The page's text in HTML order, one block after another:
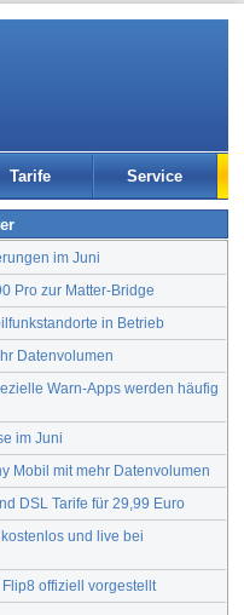
Tarife Service
im Juni
Pro zur Matter-Bridge
in Betrieb
Datenvolumen
Warn-Apps werden häufig
im Juni
Mobil mit mehr Datenvolumen
DSL Tarife für 29,99 Euro
und live bei
offiziell vorgestellt